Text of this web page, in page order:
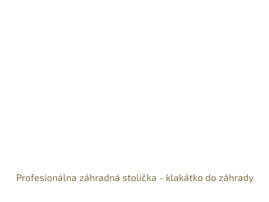
Profesionálna záhradná stolička - klakátko do záhrady